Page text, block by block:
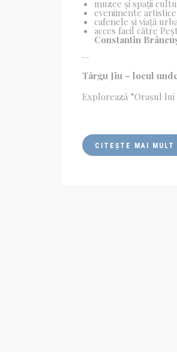
muzee și spații
evenimente
cafenele și viață
acces facil către
Constantin
Târgu Jiu – locul
Explorează ”Orașul lui
CITEȘTE MAI MULT